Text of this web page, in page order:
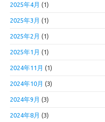
2025年4月 (1)
2025年3月 (1)
2025年2月 (1)
2025年1月 (1)
2024年11月 (1)
2024年10月 (3)
2024年9月 (3)
2024年8月 (3)